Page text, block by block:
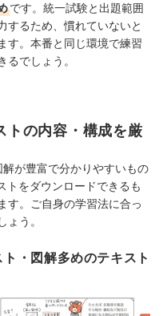
です。統一試験と出題範囲
するため、慣れていないと
す。本番と同じ環境で練習
でしょう。
トの内容・構成を厳
が豊富で分かりやすいもの
トをダウンロードできるも
す。ご自身の学習法に合っ
う。
・図解多めのテキスト